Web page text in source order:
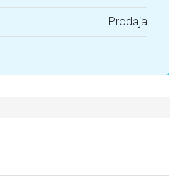
Prodaja